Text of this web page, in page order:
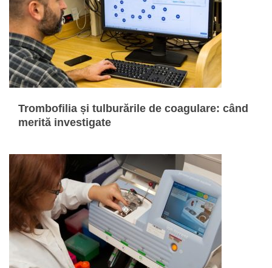
Trombofilia și tulburările de coagulare: când
merită investigate